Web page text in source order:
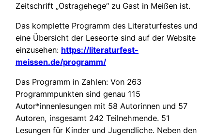
Zeitschrift „Ostragehege“ zu Gast in Meißen ist.
Das komplette Programm des Literaturfestes und
eine Übersicht der Leseorte sind auf der Website
einzusehen: https://literaturfest-
meissen.de/programm/
Das Programm in Zahlen: Von 263
Programmpunkten sind genau 115
Autor*innenlesungen mit 58 Autorinnen und 57
Autoren, insgesamt 242 Teilnehmende. 51
Lesungen für Kinder und Jugendliche. Neben den